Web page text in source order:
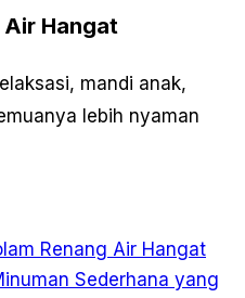
Hangat
mandi anak,
lebih nyaman
Renang Air Hangat
Sederhana yang